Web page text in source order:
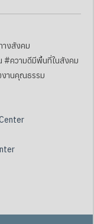
างสังคม
#ความดีมีพื้นที่ในสังคม
งานคุณธรรม